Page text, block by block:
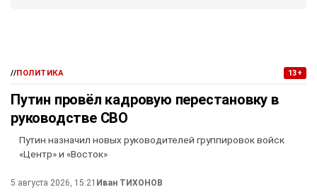
//ПОЛИТИКА 13+
Путин провёл кадровую перестановку в
руководстве СВО
Путин назначил новых руководителей группировок войск
«Центр» и «Восток»
5 августа 2026, 15:21 Иван ТИХОНОВ